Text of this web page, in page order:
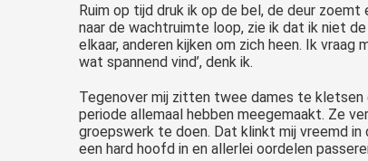
Ruim op tijd druk ik op de bel, de deur
naar de wachtruimte loop, zie ik dat ik niet
elkaar, anderen kijken om zich heen. Ik vraag
wat spannend vind’, denk ik.
Tegenover mij zitten twee dames te kletsen
periode allemaal hebben meegemaakt. Ze
groepswerk te doen. Dat klinkt mij vreemd in
een hard hoofd in en allerlei oordelen